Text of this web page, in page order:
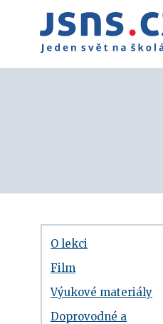
O lekci
Film
Výukové materiály
Doprovodné a